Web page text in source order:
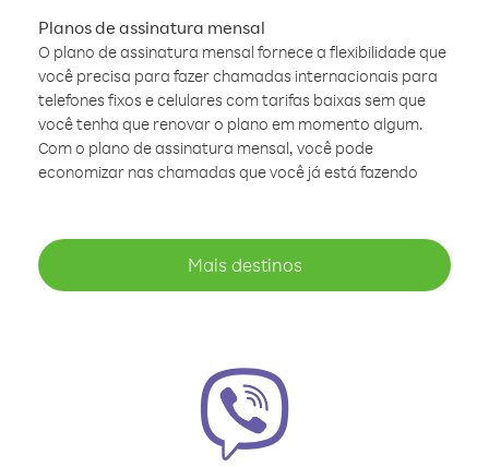
Planos de assinatura mensal
O plano de assinatura mensal fornece a flexibilidade que
você precisa para fazer chamadas internacionais para
telefones fixos e celulares com tarifas baixas sem que
você tenha que renovar o plano em momento algum.
Com o plano de assinatura mensal, você pode
economizar nas chamadas que você já está fazendo
Mais destinos